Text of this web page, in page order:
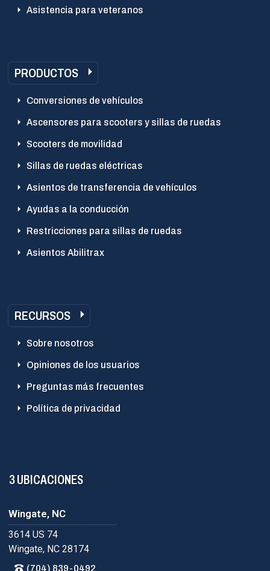
Asistencia para veteranos
PRODUCTOS
Conversiones de vehículos
Ascensores para scooters y sillas de ruedas
Scooters de movilidad
Sillas de ruedas eléctricas
Asientos de transferencia de vehículos
Ayudas a la conducción
Restricciones para sillas de ruedas
Asientos Abilitrax
RECURSOS
Sobre nosotros
Opiniones de los usuarios
Preguntas más frecuentes
Política de privacidad
3 UBICACIONES
Wingate, NC
3614 US 74
Wingate, NC 28174
(704) 839-0492